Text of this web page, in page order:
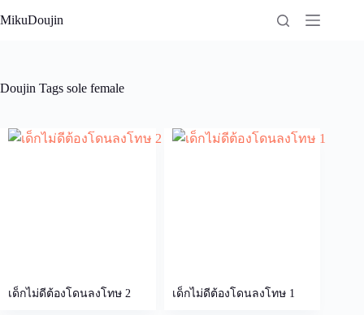
to
MikuDoujin
Doujin Tags sole female
เด็กไม่ดีต้องโดนลงโทษ 2 เด็กไม่ดีต้องโดนลงโทษ 1